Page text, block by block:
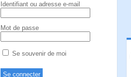
Identifiant ou adresse e-mail
Mot de passe
Se souvenir de moi